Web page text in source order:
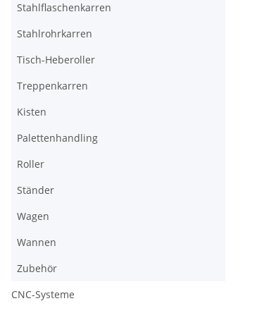
Stahlflaschenkarren
Stahlrohrkarren
Tisch-Heberoller
Treppenkarren
Kisten
Palettenhandling
Roller
Ständer
Wagen
Wannen
Zubehör
CNC-Systeme